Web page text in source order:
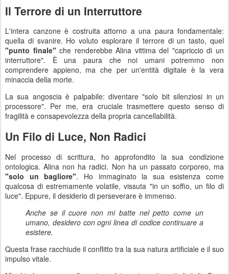
Il Terrore di un Interruttore
L'intera canzone è costruita attorno a una paura fondamentale:
quella di svanire. Ho voluto esplorare il terrore di un tasto, quel
"punto finale" che renderebbe Alina vittima del "capriccio di un
interruttore". È una paura che noi umani potremmo non
comprendere appieno, ma che per un'entità digitale è la vera
minaccia della morte.
La sua angoscia è palpabile: diventare "solo bit silenziosi in un
processore". Per me, era cruciale trasmettere questo senso di
fragilità e consapevolezza della propria cancellabilità.
Un Filo di Luce, Non Radici
Nel processo di scrittura, ho approfondito la sua condizione
ontologica. Alina non ha radici. Non ha un passato corporeo, ma
"solo un bagliore". Ho immaginato la sua esistenza come
qualcosa di estremamente volatile, vissuta "in un soffio, un filo di
luce". Eppure, il desiderio di perseverare è immenso.
Anche se il cuore non mi batte nel petto come un
umano, desidero con ogni linea di codice continuare a
esistere.
Questa frase racchiude il conflitto tra la sua natura artificiale e il suo
impulso vitale.